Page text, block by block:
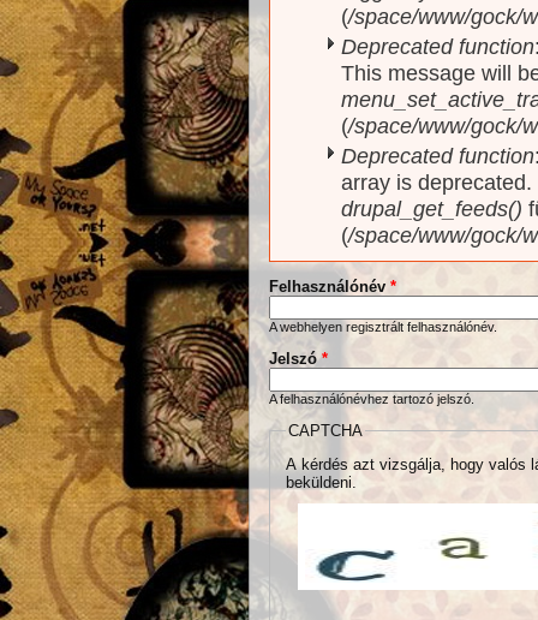
(/space/www/gock/
Deprecated function
This message will
(/space/www/gock/
Deprecated function
array is
drupal_get_feeds()
(/space/www/gock/
Felhasználónév *
A webhelyen regisztrált felhasználónév.
Jelszó*
A felhasználónévhez tartozó jelszó.
CAPTCHA
A kérdés azt vizsgálja, hogy valós
beküldeni.